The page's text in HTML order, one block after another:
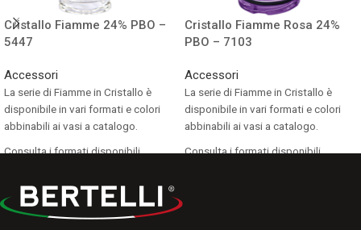
Cristallo Fiamme 24% PBO –
5447
Accessori
La serie di Fiamme in Cristallo è
disponibile in vari formati e colori
abbinabili ai vasi a catalogo.
Consulta i formati disponibili.
Cristallo Fiamme Rosa 24%
PBO – 7103
Accessori
La serie di Fiamme in Cristallo è
disponibile in vari formati e colori
abbinabili ai vasi a catalogo.
Consulta i formati disponibili.